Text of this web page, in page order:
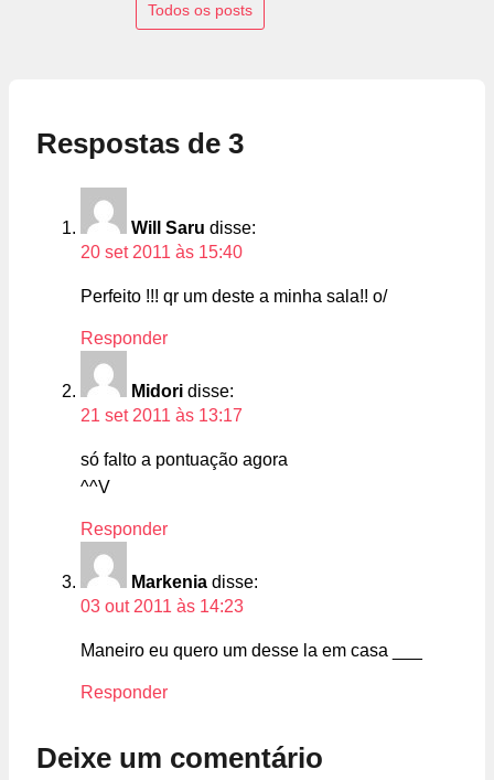
Todos os posts
Respostas de 3
Will Saru disse:
20 set 2011 às 15:40
Perfeito !!! qr um deste a minha sala!! o/
Responder
Midori disse:
21 set 2011 às 13:17
só falto a pontuação agora
^^V
Responder
Markenia disse:
03 out 2011 às 14:23
Maneiro eu quero um desse la em casa ___
Responder
Deixe um comentário